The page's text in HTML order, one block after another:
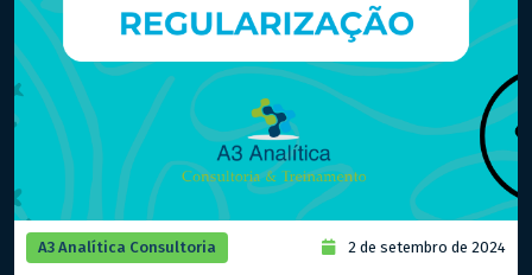
A3 Analítica Consultoria 2 de setembro de 2024